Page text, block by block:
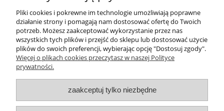
Moje konto
Gwarancja i zwroty
O firmie
Pliki cookies i pokrewne im technologie umożliwiają poprawne
działanie strony i pomagają nam dostosować ofertę do Twoich
potrzeb. Możesz zaakceptować wykorzystanie przez nas
wszystkich tych plików i przejść do sklepu lub dostosować użycie
plików do swoich preferencji, wybierając opcję "Dostosuj zgody".
Więcej o plikach cookies przeczytasz w naszej Polityce
prywatności.
zaakceptuj tylko niezbędne